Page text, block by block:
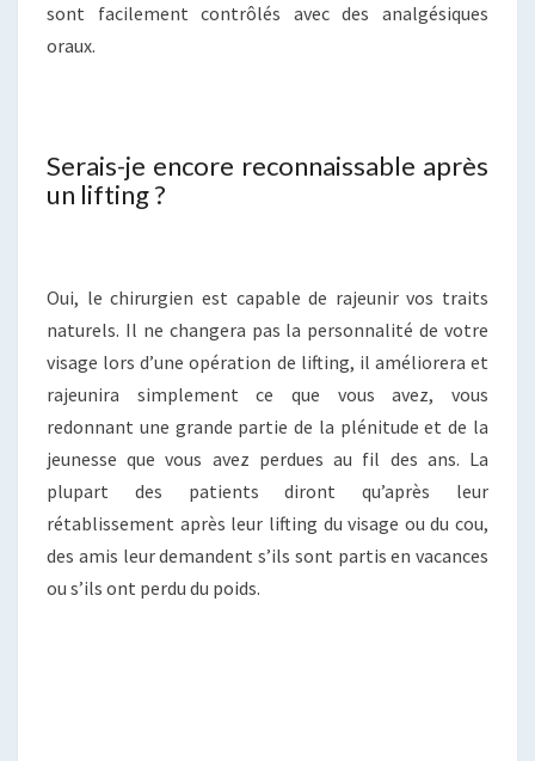
sont facilement contrôlés avec des analgésiques
oraux.
Serais-je encore reconnaissable après
un lifting ?
Oui, le chirurgien est capable de rajeunir vos traits
naturels. Il ne changera pas la personnalité de votre
visage lors d’une opération de lifting, il améliorera et
rajeunira simplement ce que vous avez, vous
redonnant une grande partie de la plénitude et de la
jeunesse que vous avez perdues au fil des ans. La
plupart des patients diront qu’après leur
rétablissement après leur lifting du visage ou du cou,
des amis leur demandent s’ils sont partis en vacances
ou s’ils ont perdu du poids.